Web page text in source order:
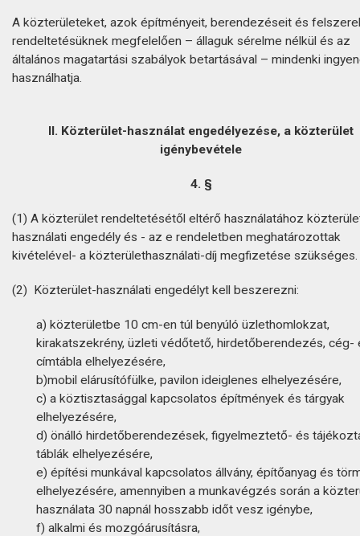
A közterületeket, azok építményeit, berendezéseit és
rendeltetésüknek megfelelően – állaguk sérelme nélkül és az
általános magatartási szabályok betartásával – mindenki
használhatja.
II. Közterület-használat engedélyezése, a közterület
igénybevétele
4. §
(1) A közterület rendeltetésétől eltérő használatához
használati engedély és - az e rendeletben meghatározottak
kivételével- a közterülethasználati-díj megfizetése szükséges.
(2) Közterület-használati engedélyt kell beszerezni:
a) közterületbe 10 cm-en túl benyúló üzlethomlokzat,
kirakatszekrény, üzleti védőtető, hirdetőberendezés, cég-
címtábla elhelyezésére,
b)mobil elárusítófülke, pavilon ideiglenes elhelyezésére,
c) a köztisztasággal kapcsolatos építmények és tárgyak
elhelyezésére,
d) önálló hirdetőberendezések, figyelmeztető- és
táblák elhelyezésére,
e) építési munkával kapcsolatos állvány, építőanyag és
elhelyezésére, amennyiben a munkavégzés során a
használata 30 napnál hosszabb időt vesz igénybe,
f) alkalmi és mozgóárusításra,